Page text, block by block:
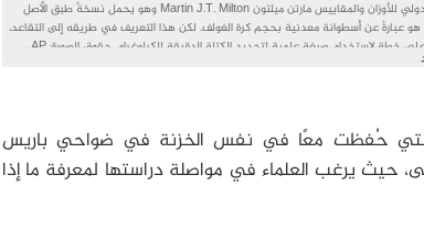
في هذه الصورة التي التُقِطت يوم الأربعاء، 17 أكتوبر/تشرين الثاني 2018. يمكنك رؤية رئيس المكتب الدولي للأوزان والمقاييس مارتن ميلتون Martin J.T. Milton وهو يحمل نسخةً طبق الأصل
عبارةٌ عن أسطوانة معدنية بحجم كرة الغولف. لكن هذا التعريف في طريقه إلى التقاعد،
حيث وافقت الحكومات في مدينة فرساي، غرب باريس، يوم الجمعة 16 نوفمبر/تشرين الثاني 2018، على خطة لاستخدام صيغة علمية لتحديد الكتلة الدقيقة للكيلوغرام. حقوق الصورة: AP
حُفظت معًا في نفس الخزنة في ضواحي باريس
حيث يرغب العلماء في مواصلة دراستها لمعرفة ما إذا